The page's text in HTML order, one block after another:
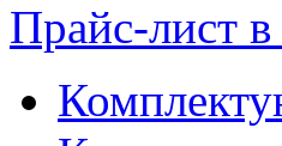
Прайc-лист